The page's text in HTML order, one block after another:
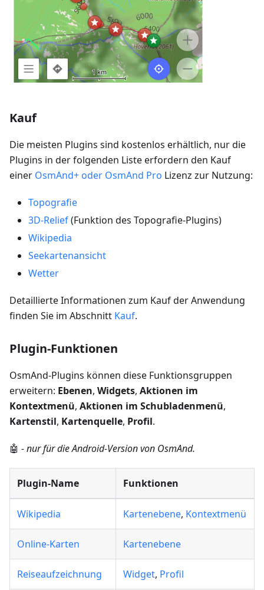
Kauf
Die meisten Plugins sind kostenlos erhältlich, nur die
Plugins in der folgenden Liste erfordern den Kauf
einer OsmAnd+ oder OsmAnd Pro Lizenz zur Nutzung:
Topografie
3D-Relief(Funktion des Topografie-Plugins)
Wikipedia
Seekartenansicht
Wetter
Detaillierte Informationen zum Kauf der Anwendung
finden Sie im Abschnitt Kauf.
Plugin-Funktionen
OsmAnd-Plugins können diese Funktionsgruppen
erweitern: Ebenen, Widgets, Aktionen im
Kontextmenü, Aktionen im Schubladenmenü,
Kartenstil, Kartenquelle, Profil.
🤖 - nur für die Android-Version von OsmAnd.
Plugin-Name Funktionen
Wikipedia Kartenebene, Kontextmenü
Online-Karten Kartenebene
Reiseaufzeichnung Widget, Profil